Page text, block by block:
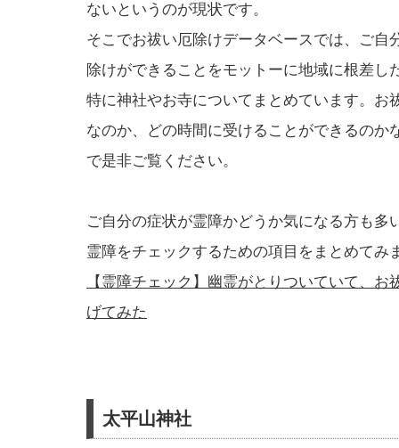
ないというのが現状です。
そこでお祓い厄除けデータベースでは、ご自
除けができることをモットーに地域に根差し
特に神社やお寺についてまとめています。お
なのか、どの時間に受けることができるのか
で是非ご覧ください。
ご自分の症状が霊障かどうか気になる方も多
霊障をチェックするための項目をまとめてみ
【霊障チェック】幽霊がとりついていて、
げてみた
太平山神社